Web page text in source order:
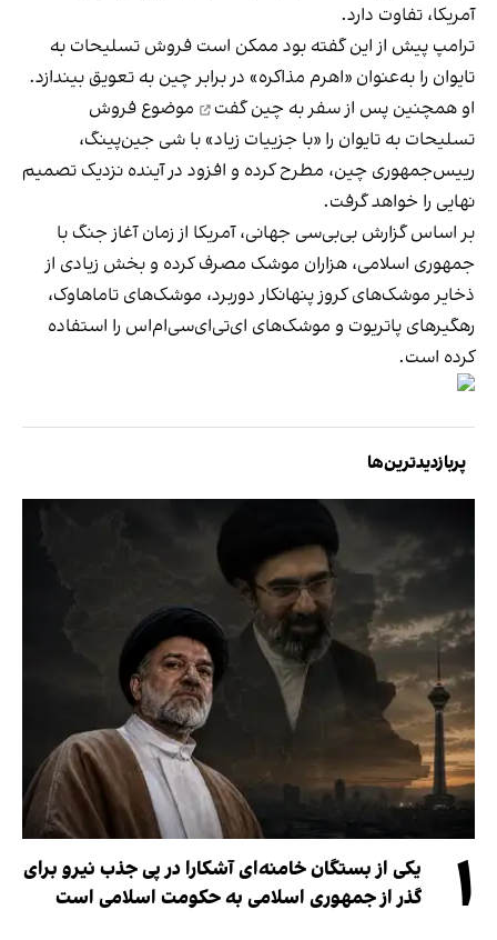
آمریکا، تفاوت دارد.
ترامپ پیش از این گفته بود ممکن است فروش تسلیحات به
تایوان را به‌عنوان «اهرم مذاکره» در برابر چین به تعویق بیندازد.
او همچنین پس از سفر به چینگفت
موضوع فروش
تسلیحات به تایوان را «با جزییات زیاد» با شی جین‌پینگ،
رییس‌جمهوری چین، مطرح کرده و افزود در آینده نزدیک تصمیم
نهایی را خواهد گرفت.
بر اساس گزارش بی‌بی‌سی جهانی، آمریکا از زمان آغاز جنگ با
جمهوری اسلامی، هزاران موشک مصرف کرده و بخش زیادی از
ذخایر موشک‌های کروز پنهانکار دوربرد، موشک‌های تاماهاوک،
رهگیرهای پاتریوت و موشک‌های ای‌تی‌ای‌سی‌ام‌اس را استفاده
کرده است.
پربازدیدترین‌ها
۱
یکی از بستگان خامنه‌ای آشکارا در پی جذب نیرو برای
گذر از جمهوری اسلامی به حکومت اسلامی است